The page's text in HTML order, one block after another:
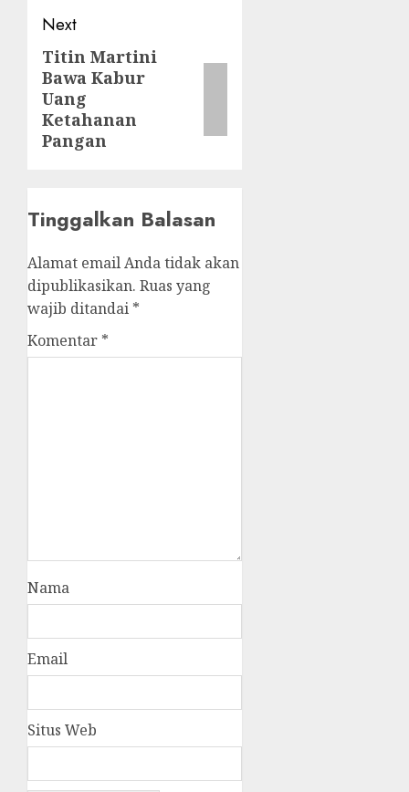
Next
Next
post:
Titin Martini
Bawa Kabur
Uang
Ketahanan
Pangan
Tinggalkan Balasan
Alamat email Anda tidak akan
dipublikasikan. Ruas yang
wajib ditandai *
Komentar *
Nama
Email
Situs Web